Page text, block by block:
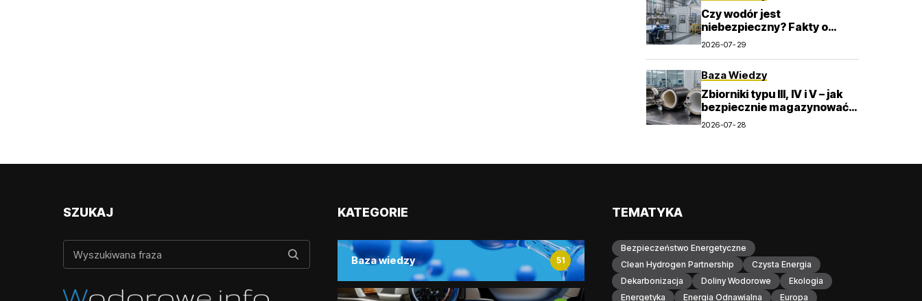
Czy wodór jest
niebezpieczny? Fakty o
zapłonie, wentylacji i detekcji
2026-07-29
Baza Wiedzy
Zbiorniki typu III, IV i V – jak
bezpiecznie magazynować
wodór pod wysokim
2026-07-28
SZUKAJ KATEGORIE
Baza wiedzy 51
TEMATYKA
Bezpieczeństwo Energetyczne
Clean Hydrogen Partnership
Czysta Energia
Dekarbonizacja
Doliny Wodorowe
Ekologia
Energetyka
Energia Odnawialna Europa